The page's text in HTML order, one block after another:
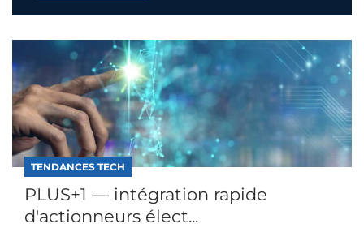
TENDANCES TECH
PLUS+1 — intégration rapide
d'actionneurs élect...